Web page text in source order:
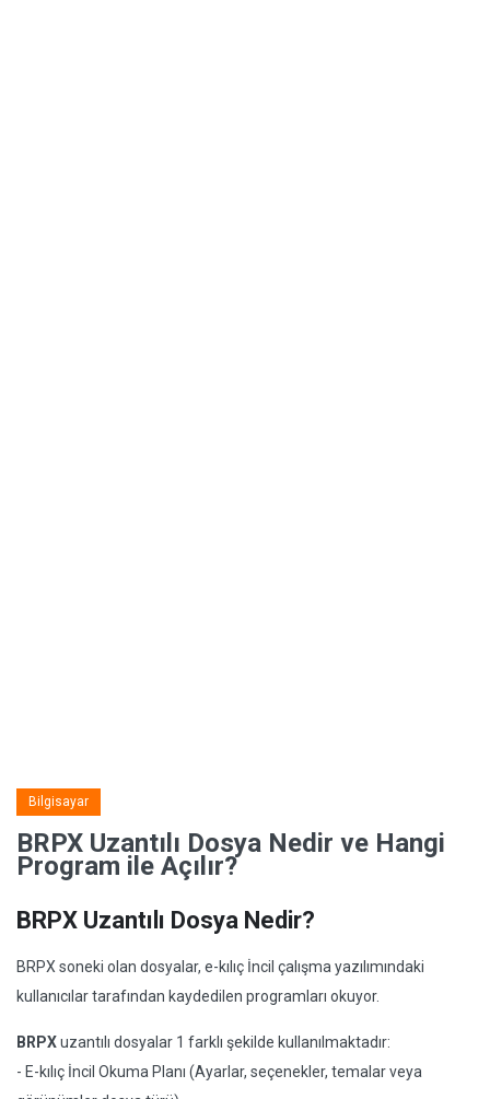
Bilgisayar
BRPX Uzantılı Dosya Nedir ve Hangi
Program ile Açılır?
BRPX Uzantılı Dosya Nedir?
BRPX soneki olan dosyalar, e-kılıç İncil çalışma yazılımındaki
kullanıcılar tarafından kaydedilen programları okuyor.
BRPXuzantılı dosyalar 1 farklı şekilde kullanılmaktadır:
- E-kılıç İncil Okuma Planı (Ayarlar, seçenekler, temalar veya